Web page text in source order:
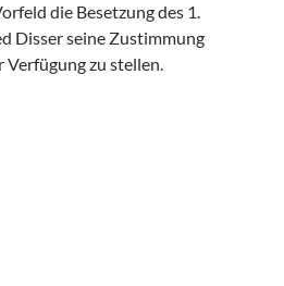
die Besetzung des 1.
Disser seine Zustimmung
Verfügung zu stellen.